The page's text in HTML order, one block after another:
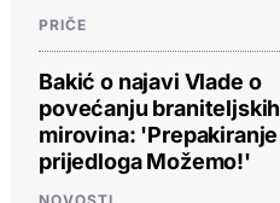
PRIČE
Bakić o najavi Vlade o
povećanju braniteljskih
mirovina: 'Prepakiranje
prijedloga Možemo!'